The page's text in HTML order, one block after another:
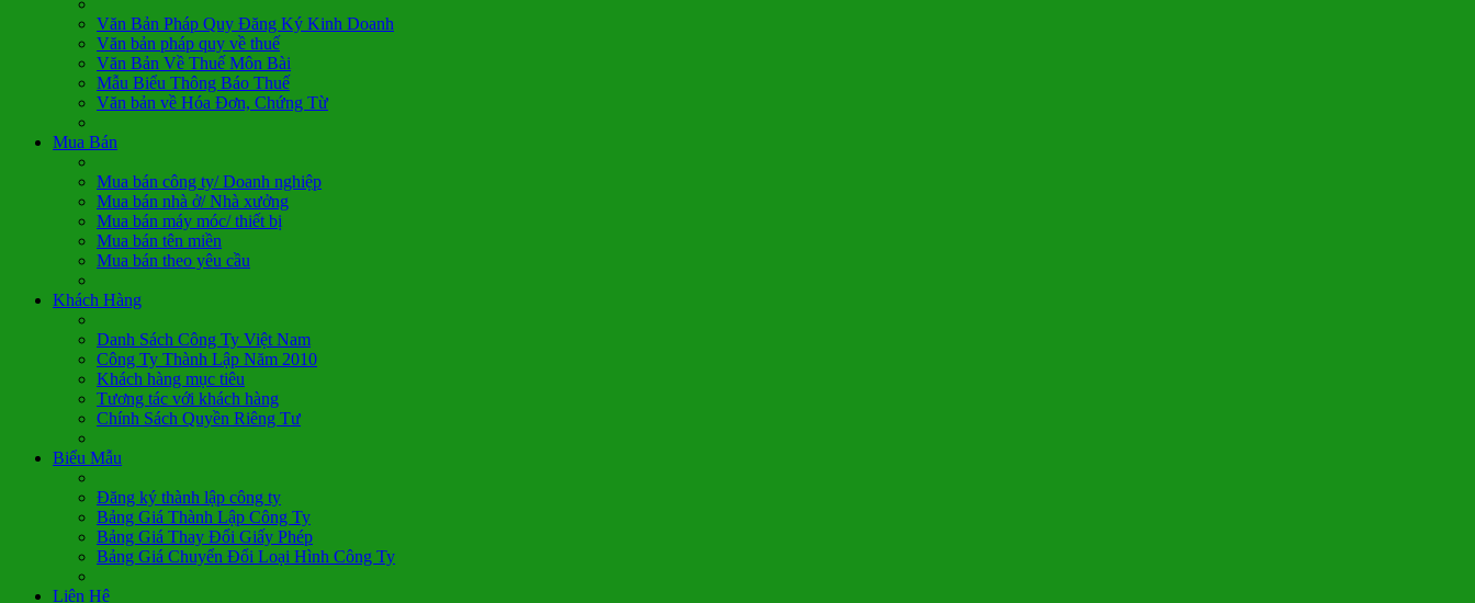
Văn Bản Pháp Quy Đăng Ký Kinh Doanh
Văn bản pháp quy về thuế
Văn Bản Về Thuế Môn Bài
Mẫu Biểu Thông Báo Thuế
Văn bản về Hóa Đơn, Chứng Từ
Mua Bán
Mua bán công ty/ Doanh nghiệp
Mua bán nhà ở/ Nhà xưởng
Mua bán máy móc/ thiết bị
Mua bán tên miền
Mua bán theo yêu cầu
Khách Hàng
Danh Sách Công Ty Việt Nam
Công Ty Thành Lập Năm 2010
Khách hàng mục tiêu
Tương tác với khách hàng
Chính Sách Quyền Riêng Tư
Biểu Mẫu
Đăng ký thành lập công ty
Bảng Giá Thành Lập Công Ty
Bảng Giá Thay Đổi Giấy Phép
Bảng Giá Chuyển Đổi Loại Hình Công Ty
Liên Hệ